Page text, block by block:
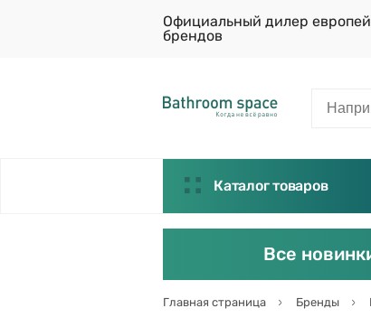
Официальный дилер
брендов
Каталог товаров
Все
Главная страница Бренды